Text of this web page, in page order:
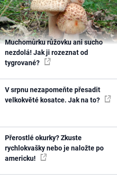
Muchomůrku růžovku ani sucho
nezdolá! Jak ji rozeznat od
tygrované?
V srpnu nezapomeňte přesadit
velkokvěté kosatce. Jak na to?
Přerostlé okurky? Zkuste
rychlokvašky nebo je naložte po
americku!